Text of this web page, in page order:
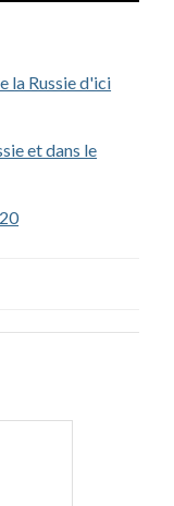
la Russie d'ici
et dans le